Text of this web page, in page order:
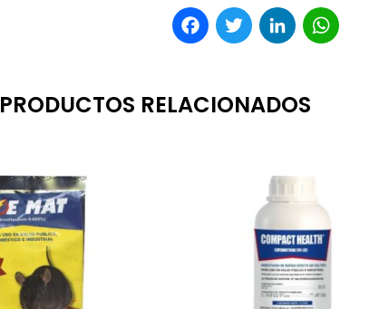
Facebook
TwitterLinkedIn
PRODUCTOS RELACIONADOS